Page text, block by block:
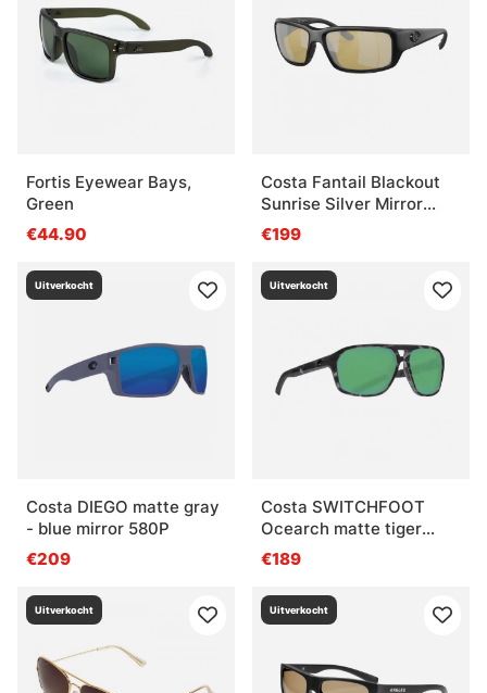
Fortis Eyewear Bays,
Green
€44.90
Costa Fantail Blackout
Sunrise Silver Mirror
580P
€199
Uitverkocht
Costa DIEGO matte gray
- blue mirror 580P
€209
Uitverkocht
Costa SWITCHFOOT
Ocearch matte tiger
shark - green mirror
580P
€189
Uitverkocht Uitverkocht